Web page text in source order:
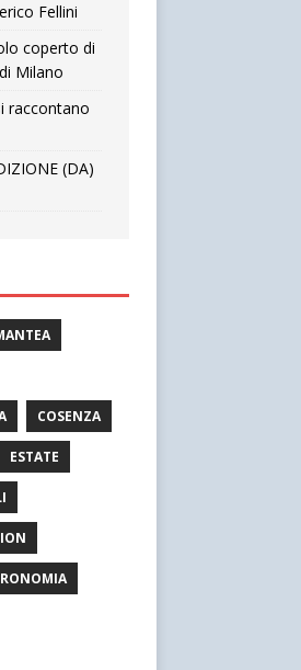
Fellini
coperto di
Milano
raccontano
(DA)
COSENZA
ESTATE